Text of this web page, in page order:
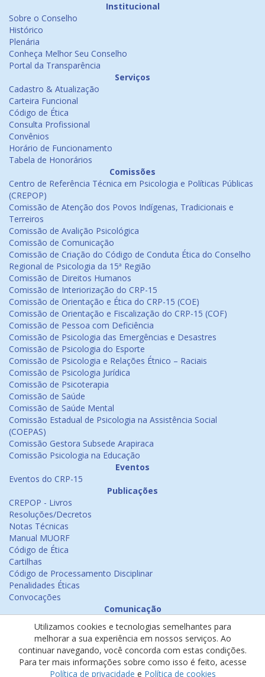
Institucional
Sobre o Conselho
Histórico
Plenária
Conheça Melhor Seu Conselho
Portal da Transparência
Serviços
Cadastro & Atualização
Carteira Funcional
Código de Ética
Consulta Profissional
Convênios
Horário de Funcionamento
Tabela de Honorários
Comissões
Centro de Referência Técnica em Psicologia e Políticas Públicas
(CREPOP)
Comissão de Atenção dos Povos Indígenas, Tradicionais e
Terreiros
Comissão de Avalição Psicológica
Comissão de Comunicação
Comissão de Criação do Código de Conduta Ética do Conselho
Regional de Psicologia da 15ª Região
Comissão de Direitos Humanos
Comissão de Interiorização do CRP-15
Comissão de Orientação e Ética do CRP-15 (COE)
Comissão de Orientação e Fiscalização do CRP-15 (COF)
Comissão de Pessoa com Deficiência
Comissão de Psicologia das Emergências e Desastres
Comissão de Psicologia do Esporte
Comissão de Psicologia e Relações Étnico – Raciais
Comissão de Psicologia Jurídica
Comissão de Psicoterapia
Comissão de Saúde
Comissão de Saúde Mental
Comissão Estadual de Psicologia na Assistência Social
(COEPAS)
Comissão Gestora Subsede Arapiraca
Comissão Psicologia na Educação
Eventos
Eventos do CRP-15
Publicações
CREPOP - Livros
Resoluções/Decretos
Notas Técnicas
Manual MUORF
Código de Ética
Cartilhas
Código de Processamento Disciplinar
Penalidades Éticas
Convocações
Comunicação
Emissão de Certificados
Psicologia na Mídia
Ouvidoria
Política de cookies
Utilizamos cookies e tecnologias semelhantes para
melhorar a sua experiência em nossos serviços. Ao
continuar navegando, você concorda com estas condições.
Para ter mais informações sobre como isso é feito, acesse
Política de privacidade e Política de cookies